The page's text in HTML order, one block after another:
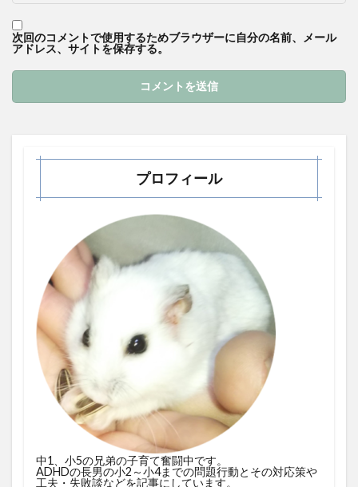
次回のコメントで使用するためブラウザーに自分の名前、メール
アドレス、サイトを保存する。
プロフィール
中1、小5の兄弟の子育て奮闘中です。
ADHDの長男の小2～小4までの問題行動とその対応策や
工夫・失敗談などを記事にしています。